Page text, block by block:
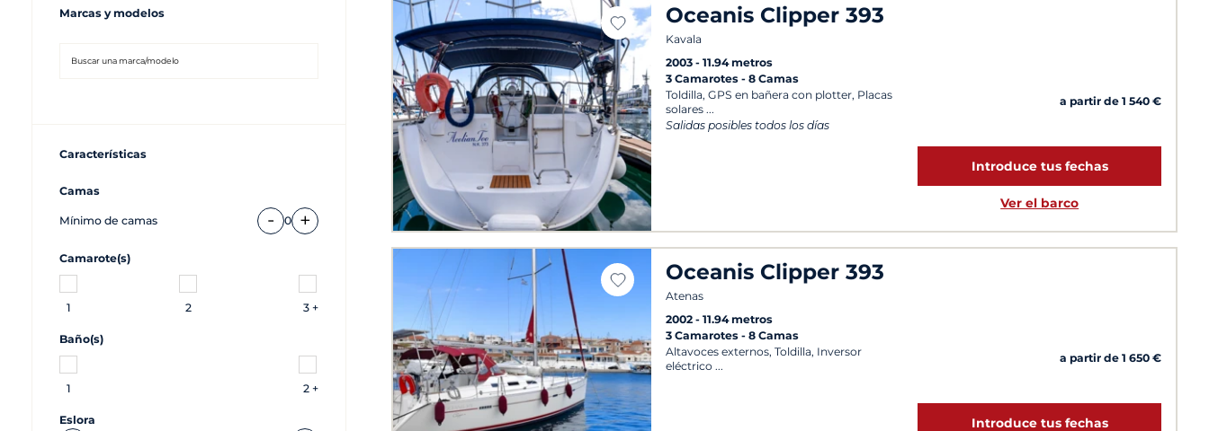
Marcas y modelos
Características
Camas
Mínimo de camas - 0 +
Camarote(s)
1 2 3 +
Baño(s)
1 2 +
Eslora
Oceanis Clipper 393
Kavala
2003
11.94 metros
3 Camarotes 8 Camas
Toldilla, GPS en bañera con plotter, Placas
solares
Salidas posibles todos los días
a partir de 1 540 €
Introduce tus fechas
Ver el barco
Oceanis Clipper 393
Atenas
2002
11.94 metros
3 Camarotes 8 Camas
Altavoces externos, Toldilla, Inversor
eléctrico
a partir de 1 650 €
Introduce tus fechas